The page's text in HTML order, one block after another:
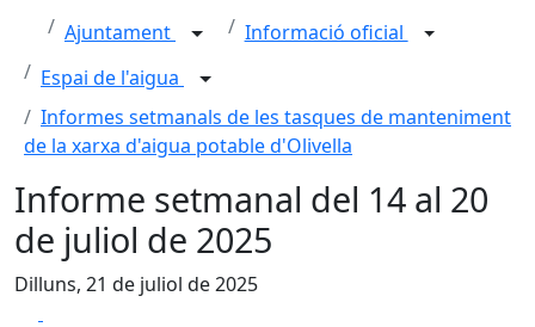
Ajuntament
Informació oficial
Espai de l'aigua
Informes setmanals de les tasques de manteniment
de la xarxa d'aigua potable d'Olivella
Informe setmanal del 14 al 20
de juliol de 2025
Dilluns, 21 de juliol de 2025